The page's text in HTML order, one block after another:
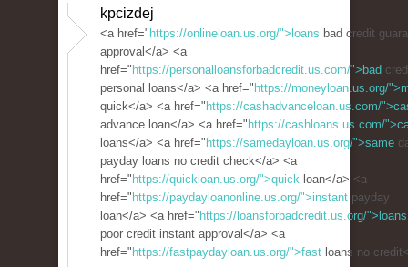
kpcizdej
<a href=" https://onlineloan.us.org/">loans bad credit
approval</a> <a
href=" https://personalloansforbadcredit.us.com/">bad
personal loans</a> <a href=" https://moneyloan.us.org/
quick</a> <a href=" https://cashadvanceloan.us.com/
advance loan</a> <a href=" https://cashloans.us.com/
loans</a> <a href=" https://samedayloan.us.org/">same
payday loans no credit check</a> <a
href=" https://quickloan.us.org/">quick loan</a> <a
href=" https://paydayloanonline.us.org/">instant payday
loan</a> <a href=" https://loansforbadcredit.us.org/">loans
poor credit instant approval</a> <a
href=" https://fastpaydayloan.us.org/">fast loans no